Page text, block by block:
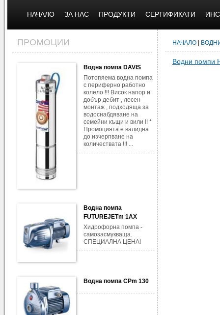
НАЧАЛО ЗА НАС ПРОДУКТИ СЕРТИФИКАТИ
ПРОМОЦИИ
Водна помпа DAVIS
Потопяема водна помпа
с периферно работно
колело !!! Висок напор и
добър дебит , лесен
монтаж , подходяща за
водоснабдяване на
семейни къщи и вили !! *
Промоцията е валидна
до изчерпване на
количествата !!! ...
Водна помпа
FUTUREJETm 1AX
Хидрофорна помпа -
самозасмукваща.
СПЕЦИАЛНА ЦЕНА!
Водна помпа CPm 130
НАЧАЛО
Водни помпи